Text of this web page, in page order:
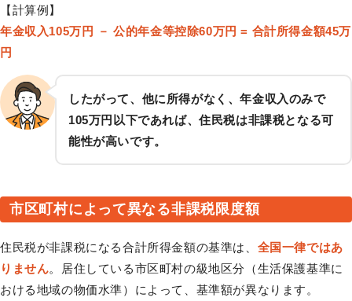
【計算例】
年金収入105万円 － 公的年金等控除60万円 = 合計所得金額45万
円
したがって、他に所得がなく、年金収入のみで
105万円以下であれば、住民税は非課税となる可
能性が高いです。
市区町村によって異なる非課税限度額
住民税が非課税になる合計所得金額の基準は、 全国一律ではあ
りません。居住している市区町村の級地区分（生活保護基準に
おける地域の物価水準）によって、基準額が異なります。